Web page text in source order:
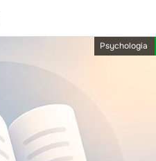
Psychologia